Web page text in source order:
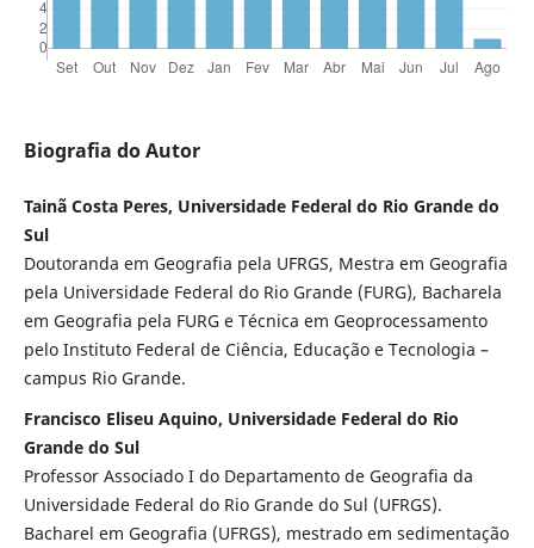
Biografia do Autor
Tainã Costa Peres, Universidade Federal do Rio Grande do
Sul
Doutoranda em Geografia pela UFRGS, Mestra em Geografia
pela Universidade Federal do Rio Grande (FURG), Bacharela
em Geografia pela FURG e Técnica em Geoprocessamento
pelo Instituto Federal de Ciência, Educação e Tecnologia –
campus Rio Grande.
Francisco Eliseu Aquino, Universidade Federal do Rio
Grande do Sul
Professor Associado I do Departamento de Geografia da
Universidade Federal do Rio Grande do Sul (UFRGS).
Bacharel em Geografia (UFRGS), mestrado em sedimentação